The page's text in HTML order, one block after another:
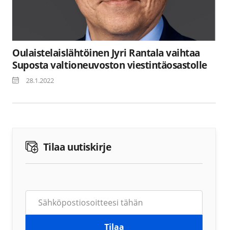
Oulaistelaislähtöinen Jyri Rantala vaihtaa
Suposta valtioneuvoston viestintäosastolle
28.1.2022
Tilaa uutiskirje
Tilaa